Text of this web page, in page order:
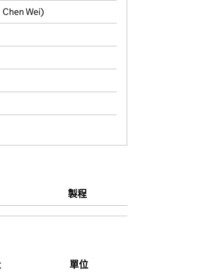
Chen Wei)
製程
單位